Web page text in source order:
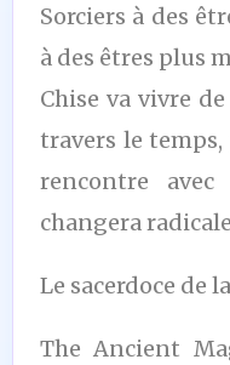
Sorciers à des
à des êtres plus
Chise va vivre
travers le
rencontre avec
changera
Le sacerdoce de
The Ancient